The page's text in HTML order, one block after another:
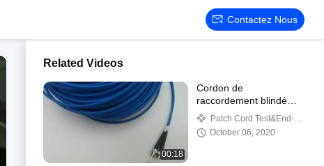
Contactez Nous
Related Videos
00:18
Cordon de
raccordement blindé
duplex ST-ST SM
Patch Cord Test&End-
Face Inspection
October 06, 2020